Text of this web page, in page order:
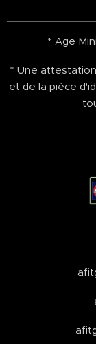
* Age
* Une
et de la pièce